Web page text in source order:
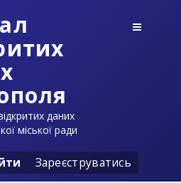
даних
міської ради
Зареєструватись